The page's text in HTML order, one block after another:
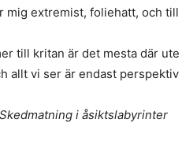
mig extremist, foliehatt, och
till kritan är det mesta där
allt vi ser är endast
Skedmatning i åsiktslabyrinter